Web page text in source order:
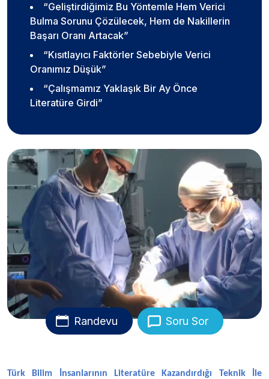
“Geliştirdiğimiz Bu Yöntemle Hem Verici
Bulma Sorunu Çözülecek, Hem de Nakillerin
Başarı Oranı Artacak”
“Kısıtlayıcı Faktörler Sebebiyle Verici
Oranımız Düşük”
“Çalışmamız Yaklaşık Bir Ay Önce
Literatüre Girdi”
Randevu Soru Sor
Türk Bilim İnsanlarının Literatüre Kazandırdığı Teknik İle